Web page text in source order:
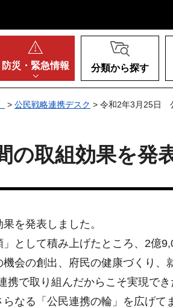
防災・ 緊急情報 分類から探す
> 公民戦略連携デスク > 令和2年3月25日
取組効果を発
を発表しました。
として積み上げたところ、2億
会の創出、府民の健康づくり
で取り組んだからこそ実現でき
なる「公民連携の輪」を広げて